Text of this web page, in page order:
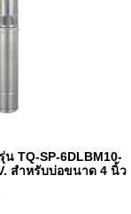
TQ-SP-6DLBM10-
สำหรับบ่อขนาด 4 นิ้ว